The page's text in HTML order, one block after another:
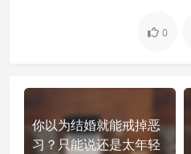
0
你以为结婚就能戒掉恶
习？只能说还是太年轻